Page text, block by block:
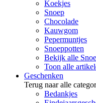
Koekjes
Snoep
Chocolade
Kauwgom
Pepermuntjes
Snoeppotten
Bekijk alle
Toon alle
Geschenken
Terug naar alle
Bedankjes